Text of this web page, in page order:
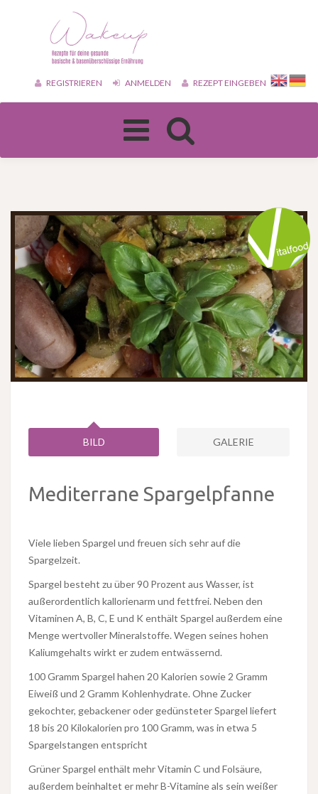
REGISTRIEREN ANMELDEN REZEPT EINGEBEN
Toggle
navigation
BILD GALERIE
Mediterrane Spargelpfanne
Viele lieben Spargel und freuen sich sehr auf die
Spargelzeit.
Spargel besteht zu über 90 Prozent aus Wasser, ist
außerordentlich kallorienarm und fettfrei. Neben den
Vitaminen A, B, C, E und K enthält Spargel außerdem eine
Menge wertvoller Mineralstoffe. Wegen seines hohen
Kaliumgehalts wirkt er zudem entwässernd.
100 Gramm Spargel hahen 20 Kalorien sowie 2 Gramm
Eiweiß und 2 Gramm Kohlenhydrate. Ohne Zucker
gekochter, gebackener oder gedünsteter Spargel liefert
18 bis 20 Kilokalorien pro 100 Gramm, was in etwa 5
Spargelstangen entspricht
Grüner Spargel enthält mehr Vitamin C und Folsäure,
außerdem beinhaltet er mehr B-Vitamine als sein weißer